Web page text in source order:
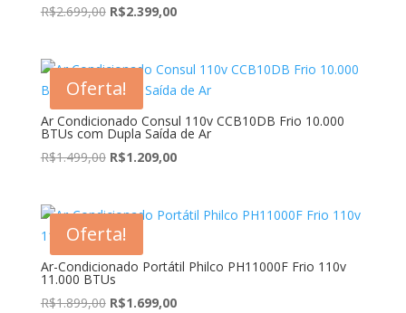
R$2.699,00 O
era:
R$2.699,00.
R$2.399,00O
é:
R$2.399,00.
Oferta!
Ar Condicionado Consul 110v CCB10DB Frio 10.000
BTUs com Dupla Saída de Ar
R$1.499,00 O
era:
R$1.499,00.
R$1.209,00O
é:
Oferta!
Ar-Condicionado Portátil Philco PH11000F Frio 110v
11.000 BTUs
R$1.899,00 O
R$1.699,00O